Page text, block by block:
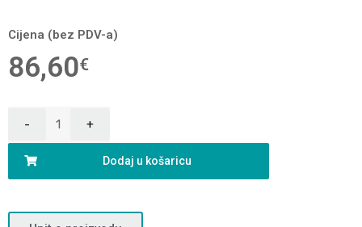
Cijena (bez PDV-a)
86,60€
Dodaj u košaricu